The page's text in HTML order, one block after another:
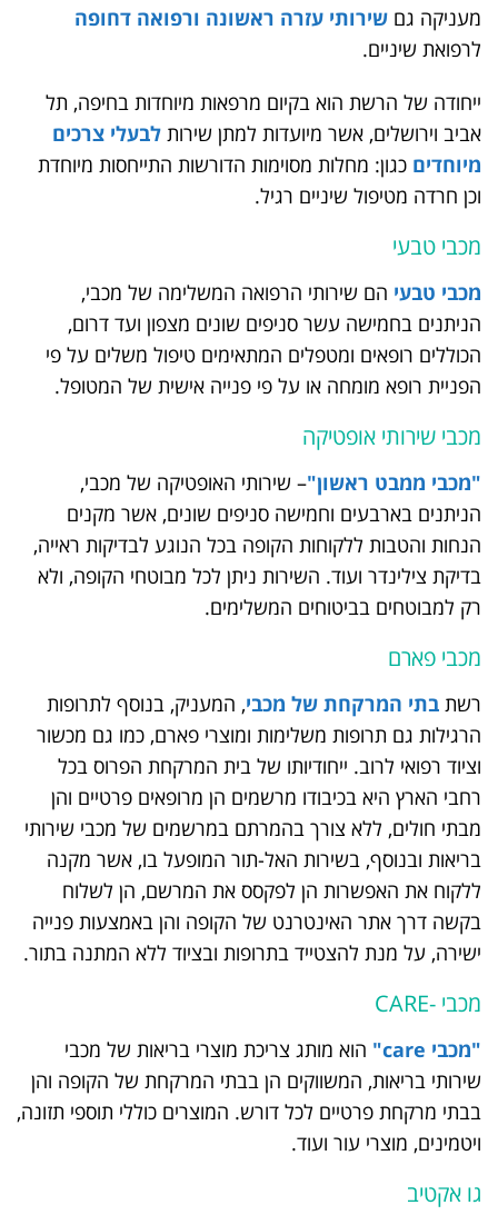
מעניקה גם שירותי עזרה ראשונה ורפואה דחופה
לרפואת שיניים.
ייחודה של הרשת הוא בקיום מרפאות מיוחדות בחיפה, תל
אביב וירושלים, אשר מיועדות למתן שירות לבעלי צרכים
מיוחדים כגון: מחלות מסוימות הדורשות התייחסות מיוחדת
וכן חרדה מטיפול שיניים רגיל.
מכבי טבעי
מכבי טבעי הם שירותי הרפואה המשלימה של מכבי,
הניתנים בחמישה עשר סניפים שונים מצפון ועד דרום,
הכוללים רופאים ומטפלים המתאימים טיפול משלים על פי
הפניית רופא מומחה או על פי פנייה אישית של המטופל.
מכבי שירותי אופטיקה
"מכבי ממבט ראשון"– שירותי האופטיקה של מכבי,
הניתנים בארבעים וחמישה סניפים שונים, אשר מקנים
הנחות והטבות ללקוחות הקופה בכל הנוגע לבדיקות ראייה,
בדיקת צילינדר ועוד. השירות ניתן לכל מבוטחי הקופה, ולא
רק למבוטחים בביטוחים המשלימים.
מכבי פארם
רשת בתי המרקחת של מכבי, המעניק, בנוסף לתרופות
הרגילות גם תרופות משלימות ומוצרי פארם, כמו גם מכשור
וציוד רפואי לרוב. ייחודיותו של בית המרקחת הפרוס בכל
רחבי הארץ היא בכיבודו מרשמים הן מרופאים פרטיים והן
מבתי חולים, ללא צורך בהמרתם במרשמים של מכבי שירותי
בריאות ובנוסף, בשירות האל-תור המופעל בו, אשר מקנה
ללקוח את האפשרות הן לפקסס את המרשם, הן לשלוח
בקשה דרך אתר האינטרנט של הקופה והן באמצעות פנייה
ישירה, על מנת להצטייד בתרופות ובציוד ללא המתנה בתור.
מכבי -CARE
"מכבי care"
הוא מותג צריכת מוצרי בריאות של מכבי
שירותי בריאות, המשווקים הן בבתי המרקחת של הקופה והן
בבתי מרקחת פרטיים לכל דורש. המוצרים כוללי תוספי תזונה,
ויטמינים, מוצרי עור ועוד.
גו אקטיב